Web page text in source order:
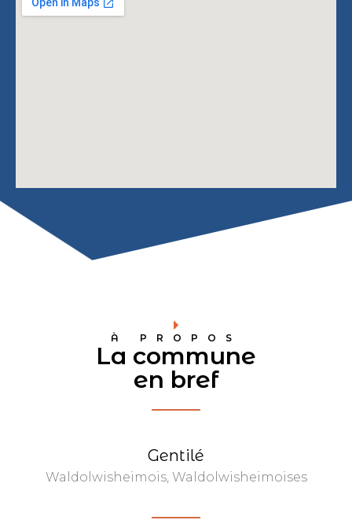
À PROPOS
La commune
en bref
Gentilé
Waldolwisheimois, Waldolwisheimoises